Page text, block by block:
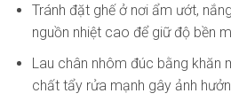
Tránh đặt ghế ở nơi ẩm ướt,
nguồn nhiệt cao để giữ độ bền
Lau chân nhôm đúc bằng khăn
chất tẩy rửa mạnh gây ảnh